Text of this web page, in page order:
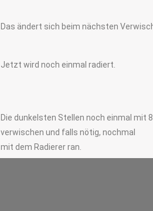
Das ändert sich beim nächsten
Jetzt wird noch einmal radiert.
Die dunkelsten Stellen noch einmal mit
verwischen und falls nötig, nochmal
mit dem Radierer ran.